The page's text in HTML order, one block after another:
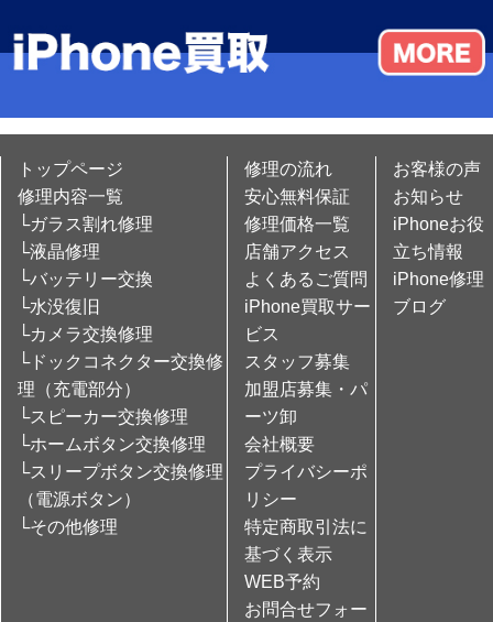
トップページ
修理内容一覧
└ガラス割れ修理
└液晶修理
└バッテリー交換
└水没復旧
└カメラ交換修理
└ドックコネクター交換修
理（充電部分）
└スピーカー交換修理
└ホームボタン交換修理
└スリープボタン交換修理
（電源ボタン）
└その他修理
修理の流れ
安心無料保証
修理価格一覧
店舗アクセス
よくあるご質問
iPhone買取サー
ビス
スタッフ募集
加盟店募集・パ
ーツ卸
会社概要
プライバシーポ
リシー
特定商取引法に
基づく表示
WEB予約
お問合せフォー
お客様の声
お知らせ
iPhoneお役
立ち情報
iPhone修理
ブログ